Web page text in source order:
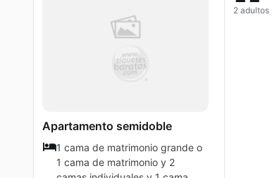
Apartamento semidoble
1 cama de matrimonio grande o
1 cama de matrimonio y 2
2 adultos